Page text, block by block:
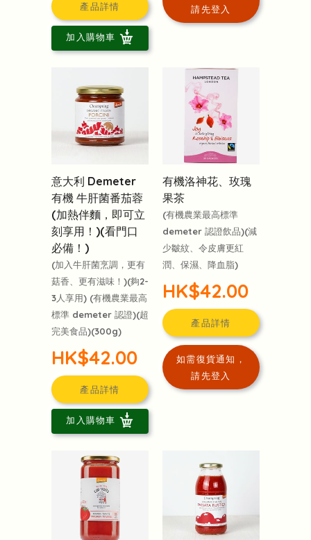
產品詳情
加入購物車
請先登入
意大利 Demeter
有機 牛肝菌番茄蓉
(加熱伴麵，即可立
刻享用！)(看門口
必備！)
(加入牛肝菌烹調，更有
菇香、更有滋味！)(夠2-
3人享用) (有機農業最高
標準 demeter 認證)(超
完美食品)(300g)
HK$42.00
產品詳情
加入購物車
有機洛神花、玫瑰
果茶
(有機農業最高標準
demeter 認證飲品)(減
少皺紋、令皮膚更紅
潤、保濕、降血脂)
HK$42.00
產品詳情
如需復貨通知，
請先登入